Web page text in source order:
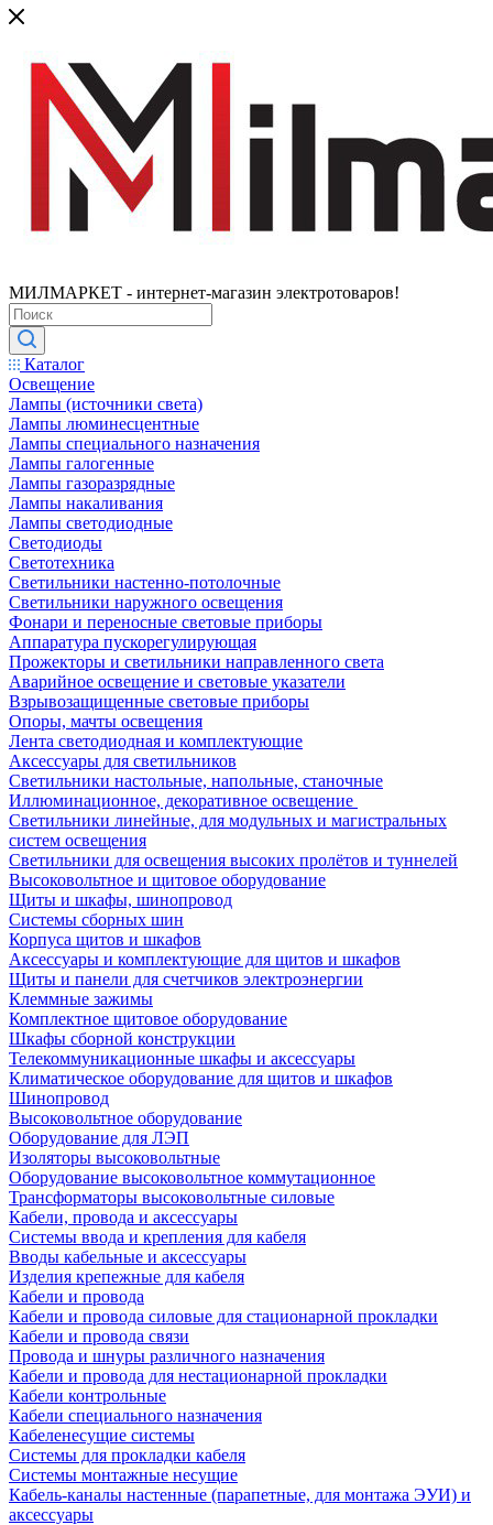
МИЛМАРКЕТ - интернет-магазин электротоваров!
Каталог
Освещение
Лампы (источники света)
Лампы люминесцентные
Лампы специального назначения
Лампы галогенные
Лампы газоразрядные
Лампы накаливания
Лампы светодиодные
Светодиоды
Светотехника
Светильники настенно-потолочные
Светильники наружного освещения
Фонари и переносные световые приборы
Аппаратура пускорегулирующая
Прожекторы и светильники направленного света
Аварийное освещение и световые указатели
Взрывозащищенные световые приборы
Опоры, мачты освещения
Лента светодиодная и комплектующие
Аксессуары для светильников
Светильники настольные, напольные, станочные
Иллюминационное, декоративное освещение
Светильники линейные, для модульных и магистральных
систем освещения
Светильники для освещения высоких пролётов и туннелей
Высоковольтное и щитовое оборудование
Щиты и шкафы, шинопровод
Системы сборных шин
Корпуса щитов и шкафов
Аксессуары и комплектующие для щитов и шкафов
Щиты и панели для счетчиков электроэнергии
Клеммные зажимы
Комплектное щитовое оборудование
Шкафы сборной конструкции
Телекоммуникационные шкафы и аксессуары
Климатическое оборудование для щитов и шкафов
Шинопровод
Высоковольтное оборудование
Оборудование для ЛЭП
Изоляторы высоковольтные
Оборудование высоковольтное коммутационное
Трансформаторы высоковольтные силовые
Кабели, провода и аксессуары
Системы ввода и крепления для кабеля
Вводы кабельные и аксессуары
Изделия крепежные для кабеля
Кабели и провода
Кабели и провода силовые для стационарной прокладки
Кабели и провода связи
Провода и шнуры различного назначения
Кабели и провода для нестационарной прокладки
Кабели контрольные
Кабели специального назначения
Кабеленесущие системы
Системы для прокладки кабеля
Системы монтажные несущие
Кабель-каналы настенные (парапетные, для монтажа ЭУИ) и
аксессуары